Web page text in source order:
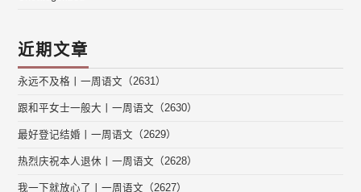
近期文章
永远不及格丨一周语文（2631）
跟和平女士一般大丨一周语文（2630）
最好登记结婚丨一周语文（2629）
热烈庆祝本人退休丨一周语文（2628）
我一下就放心了丨一周语文（2627）